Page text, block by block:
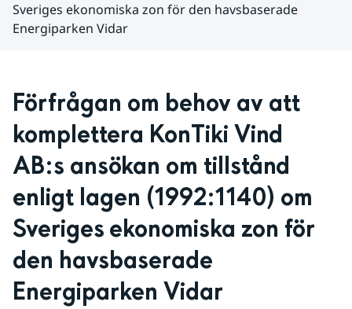
Sveriges ekonomiska zon för den havsbaserade
Energiparken Vidar
Förfrågan om behov av att
komplettera KonTiki Vind
AB:s ansökan om tillstånd
enligt lagen (1992:1140) om
Sveriges ekonomiska zon för
den havsbaserade
Energiparken Vidar